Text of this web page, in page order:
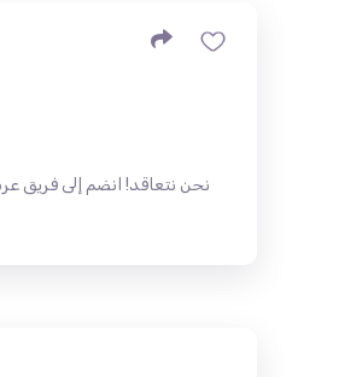
نحن نتعاقد! انضم إلى فريق